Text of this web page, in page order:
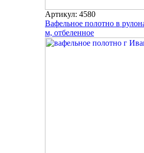
Артикул: 4580
Вафельное полотно в
м, отбеленное